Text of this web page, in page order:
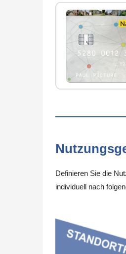
Definieren Sie die
individuell nach